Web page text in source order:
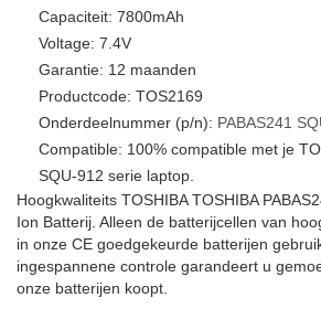
Capaciteit: 7800mAh
Voltage: 7.4V
Garantie: 12 maanden
Productcode: TOS2169
Onderdeelnummer (p/n): PABAS241
Compatible: 100% compatible met je
SQU-912 serie laptop.
Hoogkwaliteits TOSHIBA TOSHIBA
Ion Batterij. Alleen de batterijcellen van
in onze CE goedgekeurde batterijen
ingespannene controle garandeert u
onze batterijen koopt.